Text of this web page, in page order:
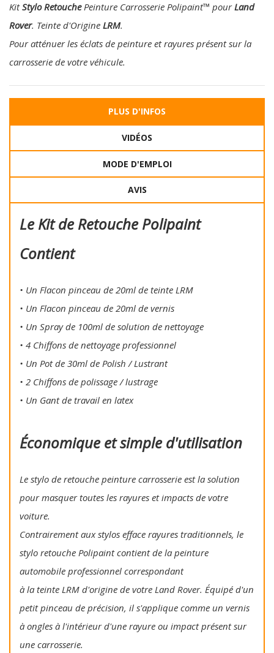
KitStylo RetouchePeinture Carrosserie Polipaint™ pourLand
Rover. Teinte d'Origine LRM.
Pour atténuer les éclats de peinture et rayures présent sur la
carrosserie de votre véhicule.
PLUS D'INFOS
VIDÉOS
MODE D'EMPLOI
AVIS
Le Kit de Retouche Polipaint
Contient
• Un Flacon pinceau de 20ml de teinte LRM
• Un Flacon pinceau de 20ml de vernis
• Un Spray de 100ml de solution de nettoyage
• 4 Chiffons de nettoyage professionnel
• Un Pot de 30ml de Polish / Lustrant
• 2 Chiffons de polissage / lustrage
• Un Gant de travail en latex
Économique et simple d'utilisation
Le stylo de retouche peinture carrosserie est la solution
pour masquer toutes les rayures et impacts de votre
voiture.
Contrairement aux stylos efface rayures traditionnels, le
stylo retouche Polipaint contient de la peinture
automobile professionnel correspondant
à la teinte LRM d'origine de votre Land Rover. Équipé d'un
petit pinceau de précision, il s'applique comme un vernis
à ongles à l'intérieur d'une rayure ou impact présent sur
une carrosserie.